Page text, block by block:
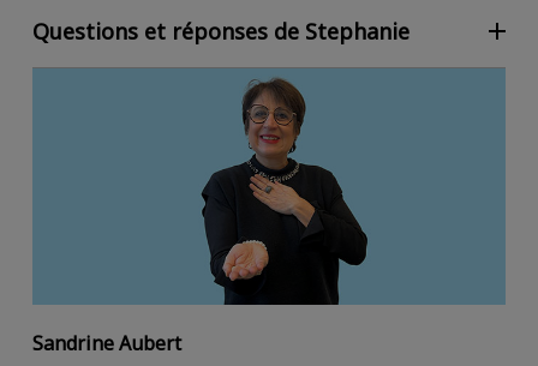
Questions et réponses de Stephanie
Sandrine Aubert